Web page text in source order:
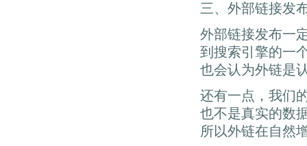
三、外部链接发
外部链接发布一
到搜索引擎的一
也会认为外链是
还有一点，我们
也不是真实的数
所以外链在自然